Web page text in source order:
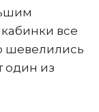
все
шевелились
один из